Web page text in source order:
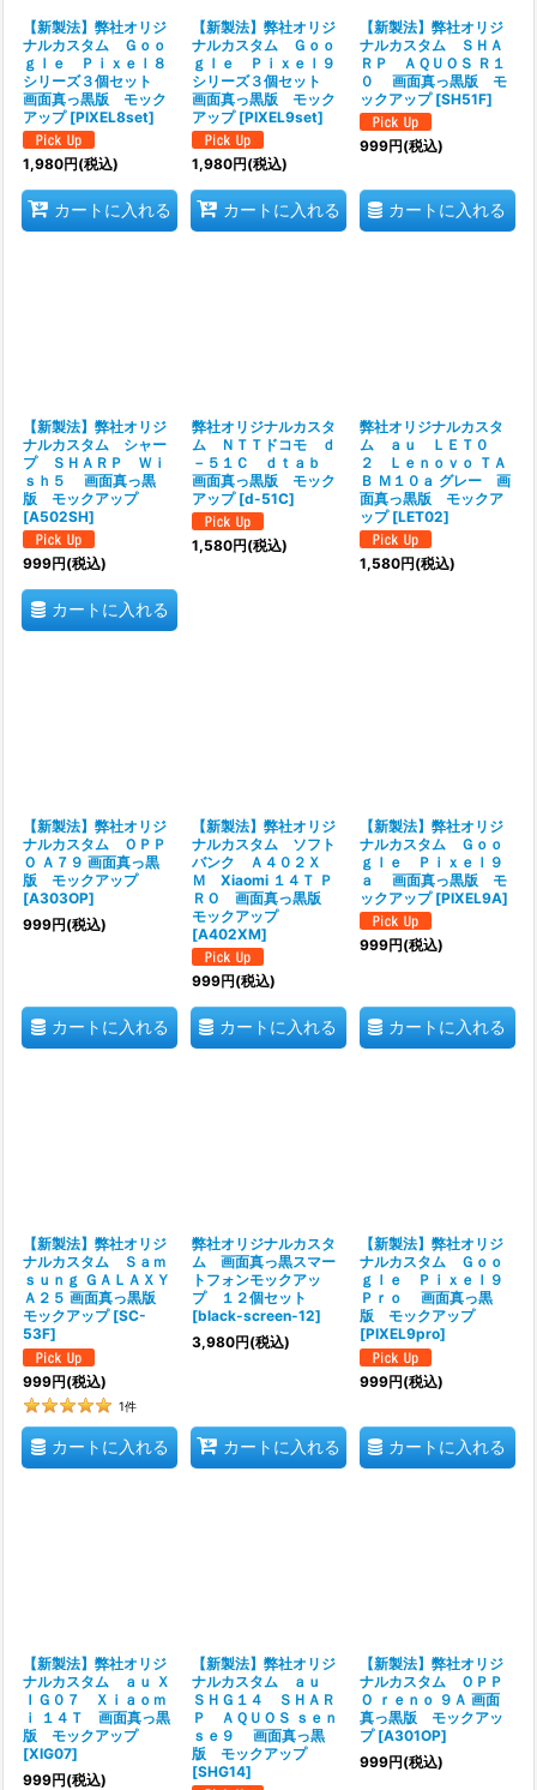
【新製法】弊社オリジ
ナルカスタム Ｇｏｏ
ｇｌｅ Ｐｉｘｅｌ８
シリーズ３個セット
画面真っ黒版 モック
アップ [PIXEL8set]
1,980円(税込)
カートに入れる
【新製法】弊社オリジ
ナルカスタム Ｇｏｏ
ｇｌｅ Ｐｉｘｅｌ９
シリーズ３個セット
画面真っ黒版 モック
アップ [PIXEL9set]
1,980円(税込)
カートに入れる
【新製法】弊社オリジ
ナルカスタム ＳＨＡ
ＲＰ ＡＱＵＯＳ Ｒ１
０ 画面真っ黒版 モ
ックアップ [SH51F]
999円(税込)
カートに入れる
【新製法】弊社オリジ
ナルカスタム シャー
プ ＳＨＡＲＰ Ｗｉ
ｓｈ５ 画面真っ黒
版 モックアップ
[A502SH]
999円(税込)
カートに入れる
弊社オリジナルカスタ
ム ＮＴＴドコモ ｄ
－５１Ｃ ｄｔａｂ
画面真っ黒版 モック
アップ [d-51C]
1,580円(税込)
弊社オリジナルカスタ
ム ａｕ ＬＥＴ０
２ Ｌｅｎｏｖｏ ＴＡ
Ｂ Ｍ１０ａ グレー 画
面真っ黒版 モックア
ップ [LET02]
1,580円(税込)
【新製法】弊社オリジ
ナルカスタム ＯＰＰ
Ｏ Ａ７９ 画面真っ黒
版 モックアップ
[A303OP]
999円(税込)
カートに入れる
【新製法】弊社オリジ
ナルカスタム ソフト
バンク Ａ４０２Ｘ
Ｍ Xiaomi １４Ｔ Ｐ
ＲＯ 画面真っ黒版
モックアップ
[A402XM]
999円(税込)
カートに入れる
【新製法】弊社オリジ
ナルカスタム Ｇｏｏ
ｇｌｅ Ｐｉｘｅｌ９
ａ 画面真っ黒版 モ
ックアップ [PIXEL9A]
999円(税込)
カートに入れる
【新製法】弊社オリジ
ナルカスタム Ｓａｍ
ｓｕｎｇ ＧＡＬＡＸＹ
Ａ２５ 画面真っ黒版
モックアップ [SC-
53F]
999円(税込)
1件
カートに入れる
弊社オリジナルカスタ
ム 画面真っ黒スマー
トフォンモックアッ
プ １２個セット
[black-screen-12]
3,980円(税込)
カートに入れる
【新製法】弊社オリジ
ナルカスタム Ｇｏｏ
ｇｌｅ Ｐｉｘｅｌ９
Ｐｒｏ 画面真っ黒
版 モックアップ
[PIXEL9pro]
999円(税込)
カートに入れる
【新製法】弊社オリジ
ナルカスタム ａｕ Ｘ
ＩＧ０７ Ｘｉａｏｍ
ｉ １４Ｔ 画面真っ黒
版 モックアップ
[XIG07]
999円(税込)
【新製法】弊社オリジ
ナルカスタム ａｕ
ＳＨＧ１４ ＳＨＡＲ
Ｐ ＡＱＵＯＳ ｓｅｎ
ｓｅ９ 画面真っ黒
版 モックアップ
[SHG14]
【新製法】弊社オリジ
ナルカスタム ＯＰＰ
Ｏ ｒｅｎｏ ９Ａ 画面
真っ黒版 モックアッ
プ [A301OP]
999円(税込)